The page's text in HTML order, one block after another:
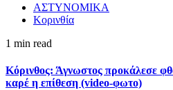
ΑΣΤΥΝΟΜΙΚΑ
Κορινθία
1 min read
Κόρινθος: Άγνωστος προκάλεσε
καρέ η επίθεση (video-φωτο)